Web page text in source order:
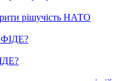
рішучість НАТО